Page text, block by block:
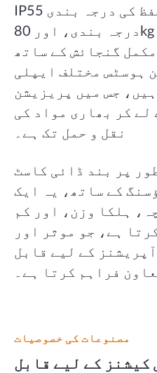
IP55 تحفظ کی درجہ بندی، M4–M7 ڈیوٹی کی
درجہ بندی، اور 80kg سے 20t تک لفٹنگ کی
مکمل گنجائش کے ساتھ، Nucleon NHC
ہوسٹس مختلف ایپلی
جس میں پریزیشن
کر بھاری مواد کی
نقل و حمل تک ہے۔
پر بند ڈائی کاسٹ
کے ساتھ، یہ ایک
ہلکا وزن، اور کم
ہے، جو موثر اور
کے لیے قابل
فراہم کرتا ہے۔
مصنوعات کی خصوصیات
کیشنز کے لیے قابل